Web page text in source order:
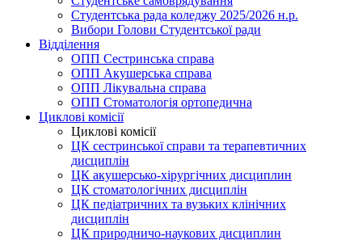
Студентська рада коледжу 2025/2026 н.р.
Вибори Голови Студентської ради
Відділення
ОПП Сестринська справа
ОПП Акушерська справа
ОПП Лікувальна справа
ОПП Стоматологія ортопедична
Циклові комісії
Циклові комісії
ЦК сестринської справи та терапевтичних
дисциплін
ЦК акушерсько-хірургічних дисциплин
ЦК стоматологічних дисциплін
ЦК педіатричних та вузьких клінічних
дисциплін
ЦК природничо-наукових дисциплин